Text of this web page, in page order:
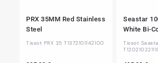
PRX 35MM Red Stainless
Steel
Tissot PRX 35 T1372101142100
Seastar
White Bi-
Tissot